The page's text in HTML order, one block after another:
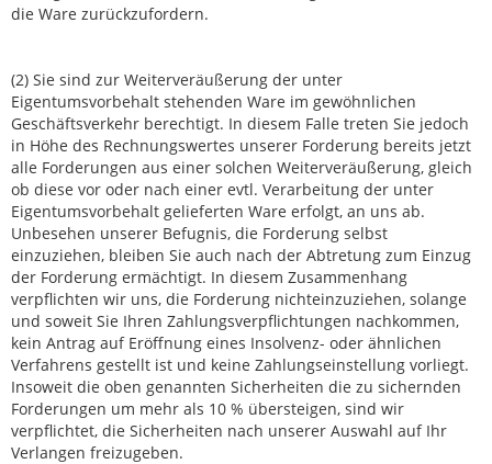
die Ware zurückzufordern.
(2) Sie sind zur Weiterveräußerung der unter
Eigentumsvorbehalt stehenden Ware im gewöhnlichen
Geschäftsverkehr berechtigt. In diesem Falle treten Sie jedoch
in Höhe des Rechnungswertes unserer Forderung bereits jetzt
alle Forderungen aus einer solchen Weiterveräußerung, gleich
ob diese vor oder nach einer evtl. Verarbeitung der unter
Eigentumsvorbehalt gelieferten Ware erfolgt, an uns ab.
Unbesehen unserer Befugnis, die Forderung selbst
einzuziehen, bleiben Sie auch nach der Abtretung zum Einzug
der Forderung ermächtigt. In diesem Zusammenhang
verpflichten wir uns, die Forderung nichteinzuziehen, solange
und soweit Sie Ihren Zahlungsverpflichtungen nachkommen,
kein Antrag auf Eröffnung eines Insolvenz- oder ähnlichen
Verfahrens gestellt ist und keine Zahlungseinstellung vorliegt.
Insoweit die oben genannten Sicherheiten die zu sichernden
Forderungen um mehr als 10 % übersteigen, sind wir
verpflichtet, die Sicherheiten nach unserer Auswahl auf Ihr
Verlangen freizugeben.